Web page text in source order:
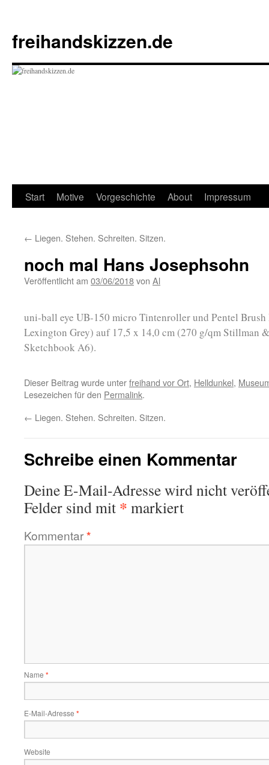
springen
freihandskizzen.de
Start Motive Vorgeschichte About Impressum
← Liegen. Stehen. Schreiten. Sitzen.
noch mal Hans Josephsohn
Veröffentlicht am 03/06/2018von Al
uni-ball eye UB-150 micro Tintenroller und Pentel
Lexington Grey) auf 17,5 x 14,0 cm (270 g/qm Stillman
Sketchbook A6).
Dieser Beitrag wurde unterfreihand vor Ort, Helldunkel,
Lesezeichen für den Permalink.
← Liegen. Stehen. Schreiten. Sitzen.
Schreibe einen Kommentar
Deine E-Mail-Adresse wird nicht
Felder sind mit * markiert
Kommentar*
Name *
E-Mail-Adresse *
Website